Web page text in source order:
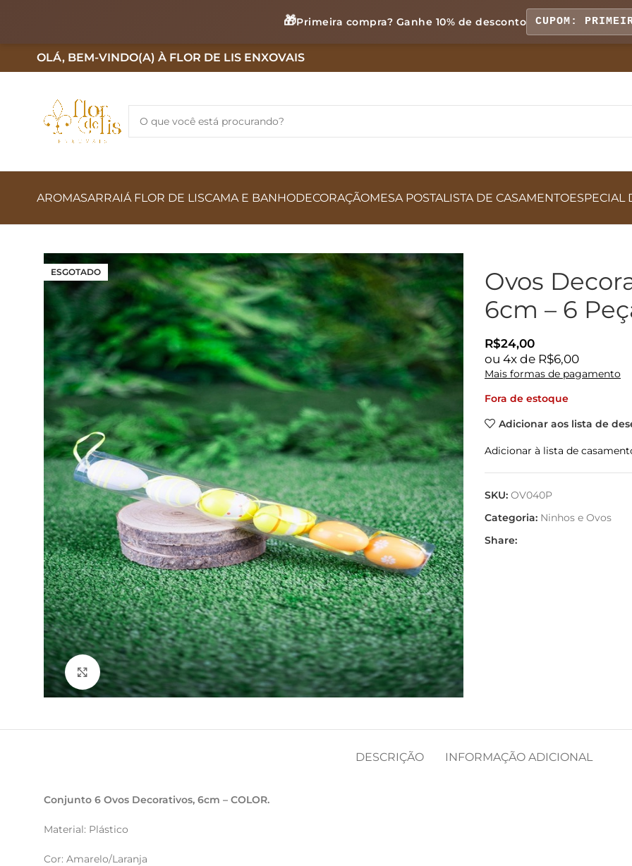
🎁Primeira compra? Ganhe 10% de desconto CUPOM:
OLÁ, BEM-VINDO(A) À FLOR DE LIS ENXOVAIS
AROMASARRAIÁ FLOR DE LISCAMA E BANHODECORAÇÃOMESA POSTALISTA DE CASAMENTOESPECIAL
ESGOTADO
Clique para ampliar
Ovos
6cm – 6
R$24,00
ou 4x de R$6,00
Mais formas de pagamento
Fora de estoque
Adicionar aos lista de
Adicionar à lista de
SKU: OV040P
Categoria: Ninhos e Ovos
Share:
DESCRIÇÃO INFORMAÇÃO ADICIONAL
Conjunto 6 Ovos Decorativos, 6cm – COLOR.
Material: Plástico
Cor: Amarelo/Laranja